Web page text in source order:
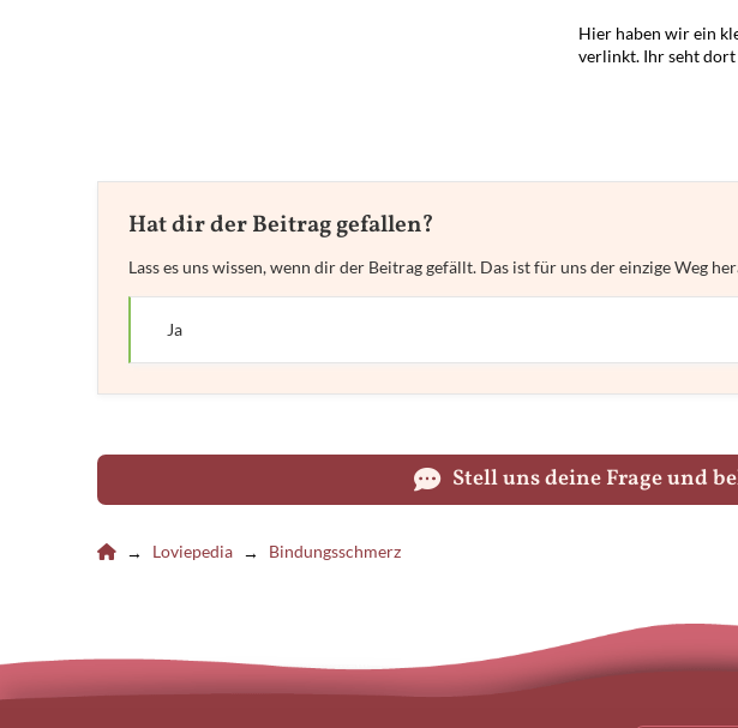
Hier haben wir ein
verlinkt. Ihr seht dort
Hat dir der Beitrag gefallen?
Lass es uns wissen, wenn dir der Beitrag gefällt. Das ist für uns der einzige Weg
Ja
Stell uns deine Frage und
Lovie
→ Loviepedia → Bindungsschmerz